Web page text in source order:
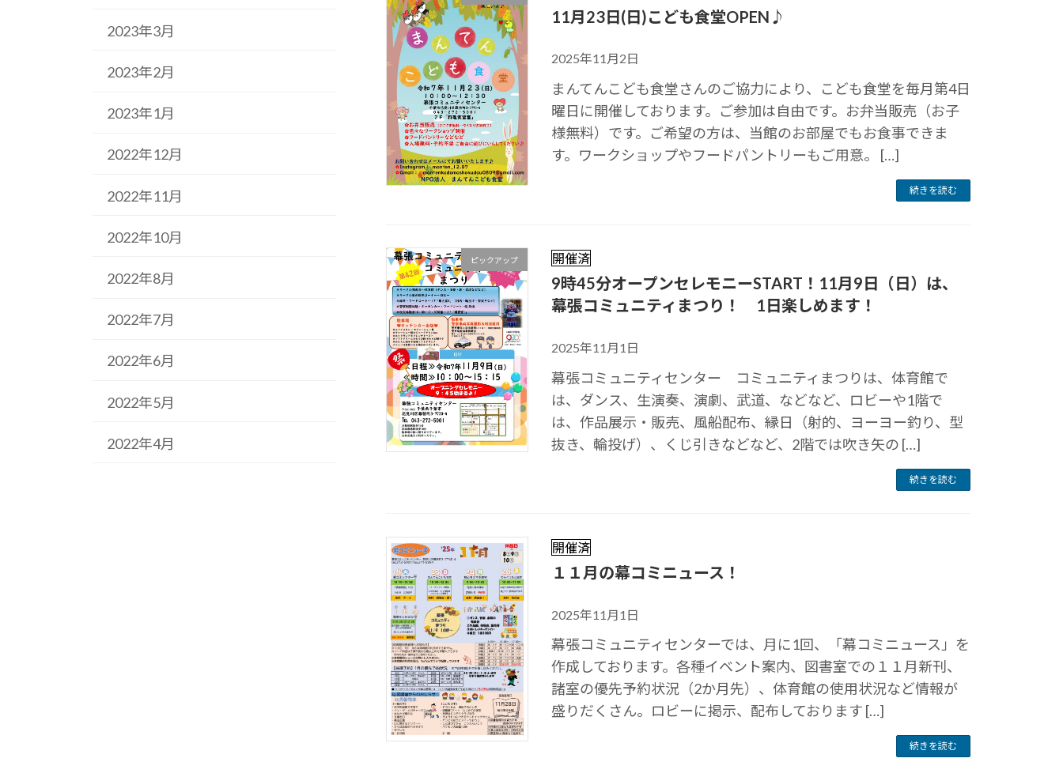
11月23日(日)こども食堂OPEN♪
2025年11月2日
まんてんこども食堂さんのご協力により、こども食堂を毎月第4日
曜日に開催しております。ご参加は自由です。お弁当販売（お子
様無料）です。ご希望の方は、当館のお部屋でもお食事できま
す。ワークショップやフードパントリーもご用意。 […]
続きを読む
ピックアップ 開催済
9時45分オープンセレモニーSTART！11月9日（日）は、
幕張コミュニティまつり！ 1日楽しめます！
2025年11月1日
幕張コミュニティセンター コミュニティまつりは、体育館で
は、ダンス、生演奏、演劇、武道、などなど、ロビーや1階で
は、作品展示・販売、風船配布、縁日（射的、ヨーヨー釣り、型
抜き、輪投げ）、くじ引きなどなど、2階では吹き矢の […]
続きを読む
開催済
１１月の幕コミニュース！
2025年11月1日
幕張コミュニティセンターでは、月に1回、「幕コミニュース」を
作成しております。各種イベント案内、図書室での１１月新刊、
諸室の優先予約状況（2か月先）、体育館の使用状況など情報が
盛りだくさん。ロビーに掲示、配布しております […]
続きを読む
2023年3月
2023年2月
2023年1月
2022年12月
2022年11月
2022年10月
2022年8月
2022年7月
2022年6月
2022年5月
2022年4月